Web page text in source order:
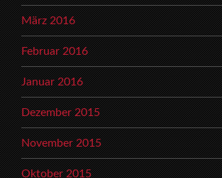
März 2016
Februar 2016
Januar 2016
Dezember 2015
November 2015
Oktober 2015